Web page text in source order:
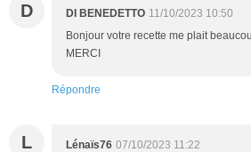
D DI BENEDETTO 11/10/2023 10:50
Bonjour votre recette me plait
MERCI
Répondre
L Lénaïs76 07/10/2023 11:22